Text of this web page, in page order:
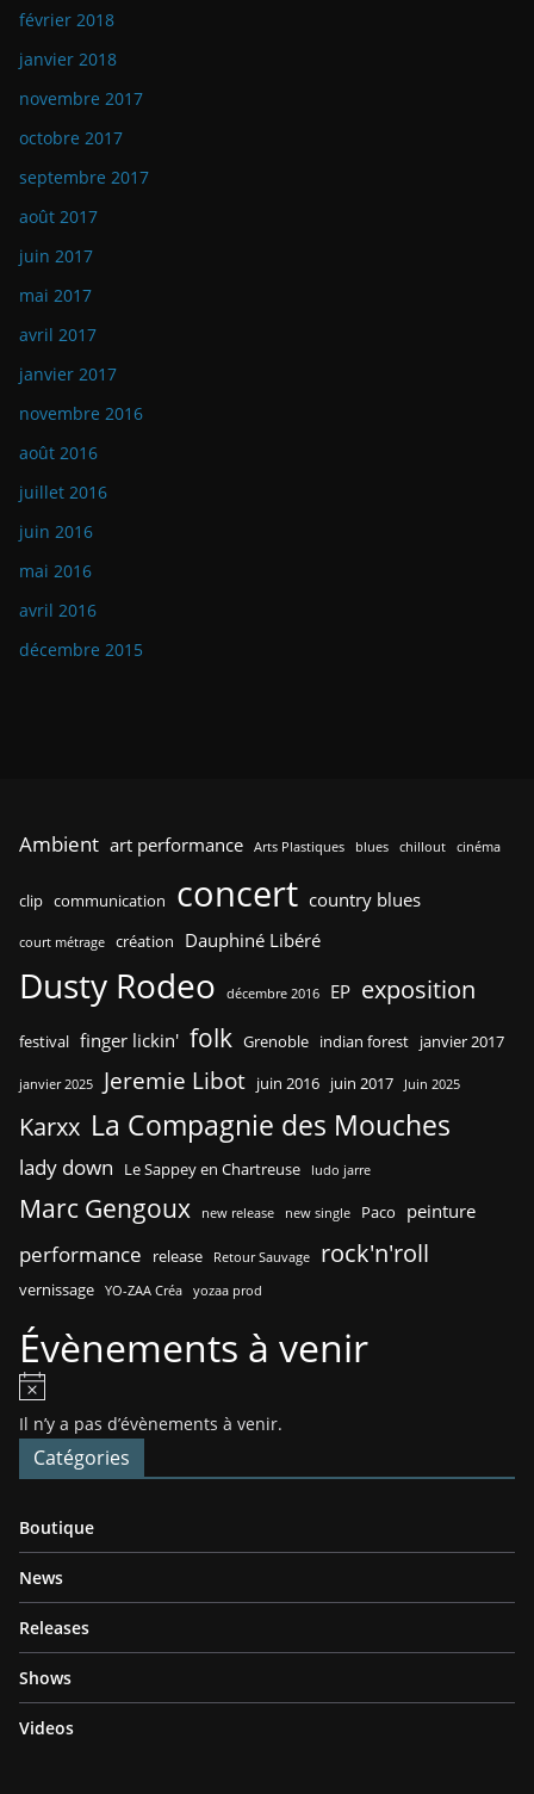
février 2018
janvier 2018
novembre 2017
octobre 2017
septembre 2017
août 2017
juin 2017
mai 2017
avril 2017
janvier 2017
novembre 2016
août 2016
juillet 2016
juin 2016
mai 2016
avril 2016
décembre 2015
Ambient art performance Arts Plastiques blues chillout cinéma
clip communication concert country blues
court métrage création Dauphiné Libéré
Dusty Rodeo décembre 2016 EP exposition
festival finger lickin' folk Grenoble indian forest janvier 2017
janvier 2025 Jeremie Libot juin 2016 juin 2017 Juin 2025
Karxx La Compagnie des Mouches
lady down Le Sappey en Chartreuse ludo jarre
Marc Gengoux new release new single Paco peinture
performance release Retour Sauvage rock'n'roll
vernissage YO-ZAA Créa yozaa prod
Évènements à venir
o
t
i
e
Il n’y a pas d’évènements à venir.
Catégories
Boutique
News
Releases
Shows
Videos